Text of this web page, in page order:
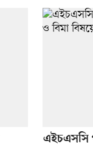
এইচএসসি